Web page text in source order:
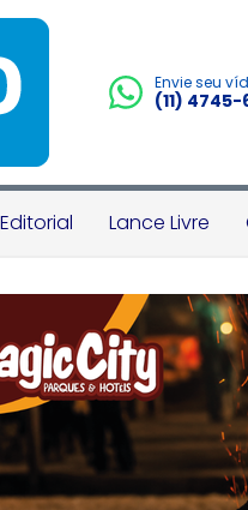
Envie seu
(11)
Editorial Lance Livre